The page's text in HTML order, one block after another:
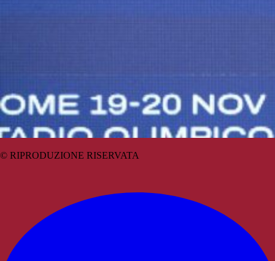
© RIPRODUZIONE RISERVATA